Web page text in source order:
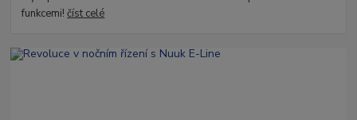
funkcemi!číst celé